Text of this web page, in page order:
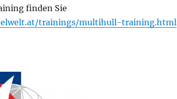
finden Sie
trainings/multihull-training.html